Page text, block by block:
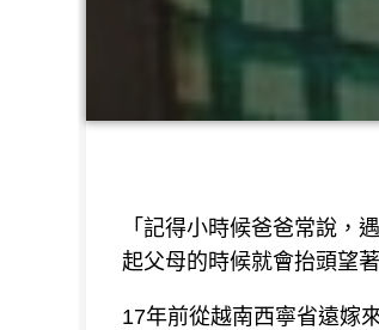
「記得小時候爸爸常說，
起父母的時候就會抬頭望
17年前從越南西寧省遠嫁